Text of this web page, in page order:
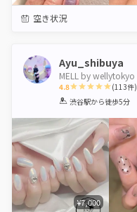
空き状況
Ayu_shibuya
MELL by wellytokyo
4.8
1 2 3 4 5
(113件)
渋谷駅から徒歩5分
¥7,000